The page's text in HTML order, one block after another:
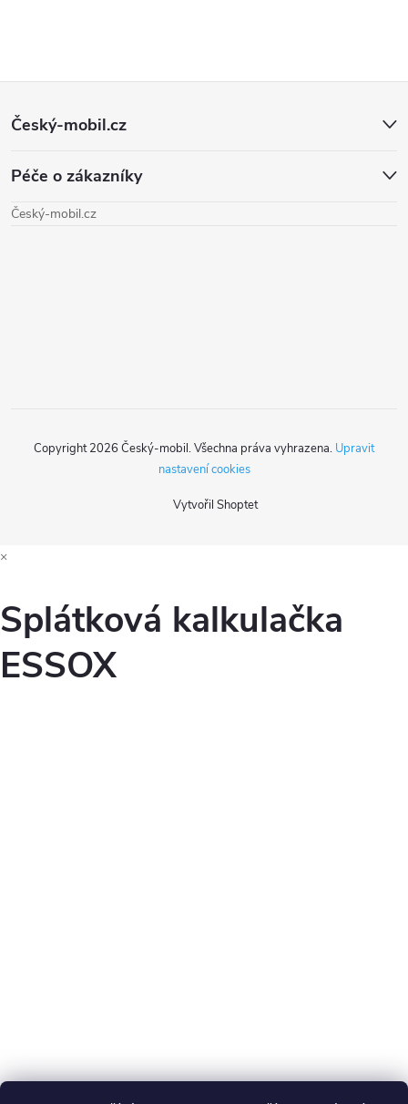
Z
p
Český-mobil.cz
Péče o zákazníky
Český-mobil.cz
Vytvořil Shoptet
Copyright 2026 Český-mobil. Všechna práva vyhrazena. Upravit
nastavení cookies
×
Splátková kalkulačka
ESSOX